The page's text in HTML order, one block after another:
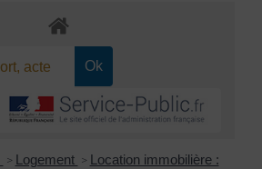
> Logement > Location immobilière :